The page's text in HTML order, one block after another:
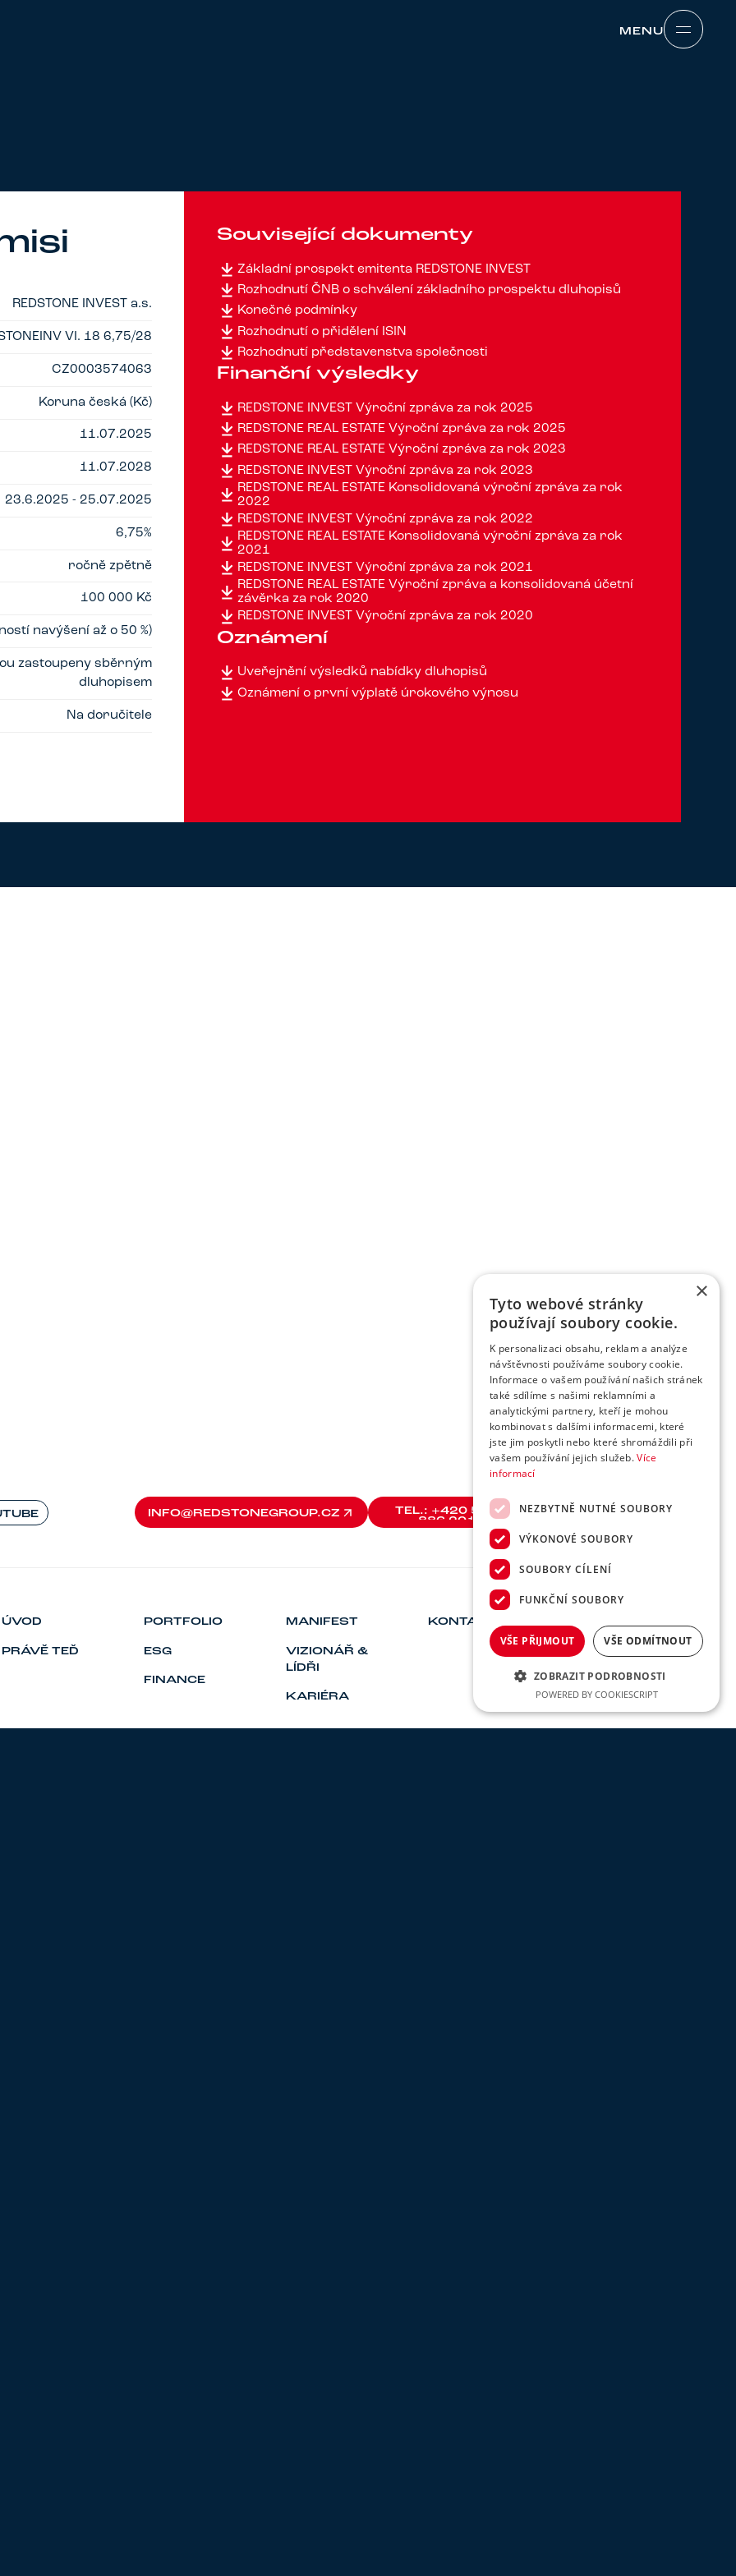
MENU
REDSTONE INVEST a.s.
VI. 18 6,75/28
CZ0003574063
Koruna česká (Kč)
11.07.2025
11.07.2028
23.6.2025 - 25.07.2025
6,75%
ročně zpětně
100 000 Kč
navýšení až o 50 %)
zastoupeny sběrným
dluhopisem
Na doručitele
Související dokumenty
Základní prospekt emitenta REDSTONE INVEST
Rozhodnutí ČNB o schválení základního prospektu dluhopisů
Konečné podmínky
Rozhodnutí o přidělení ISIN
Rozhodnutí představenstva společnosti
Finanční výsledky
REDSTONE INVEST Výroční zpráva za rok 2025
REDSTONE REAL ESTATE Výroční zpráva za rok 2025
REDSTONE REAL ESTATE Výroční zpráva za rok 2023
REDSTONE INVEST Výroční zpráva za rok 2023
REDSTONE REAL ESTATE Konsolidovaná výroční zpráva za rok
2022
REDSTONE INVEST Výroční zpráva za rok 2022
REDSTONE REAL ESTATE Konsolidovaná výroční zpráva za rok
2021
REDSTONE INVEST Výroční zpráva za rok 2021
REDSTONE REAL ESTATE Výroční zpráva a konsolidovaná účetní
závěrka za rok 2020
REDSTONE INVEST Výroční zpráva za rok 2020
Oznámení
Uveřejnění výsledků nabídky dluhopisů
Oznámení o první výplatě úrokového výnosu
INFO@REDSTONEGROUP.CZ
INFO@REDSTONEGROUP.CZ
TEL.: +420 588
886 201
TEL.: +420 588
ÚVOD
PRÁVĚ TEĎ
PORTFOLIO
ESG
FINANCE
MANIFEST
VIZIONÁŘ &
LÍDŘI
KARIÉRA
KONTAKT
×
Tyto webové stránky
používají soubory cookie.
K personalizaci obsahu, reklam a analýze
návštěvnosti používáme soubory cookie.
Informace o vašem používání našich stránek
také sdílíme s našimi reklamními a
analytickými partnery, kteří je mohou
kombinovat s dalšími informacemi, které
jste jim poskytli nebo které shromáždili při
vašem používání jejich služeb.Více
informací
NEZBYTNĚ NUTNÉ SOUBORY
VÝKONOVÉ SOUBORY
SOUBORY CÍLENÍ
FUNKČNÍ SOUBORY
VŠE PŘIJMOUT VŠE ODMÍTNOUT
ZOBRAZIT PODROBNOSTI
POWERED BY COOKIESCRIPT